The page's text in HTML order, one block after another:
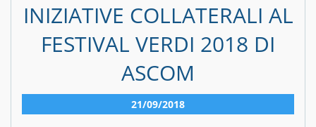
INIZIATIVE COLLATERALI AL
FESTIVAL VERDI 2018 DI
ASCOM
21/09/2018